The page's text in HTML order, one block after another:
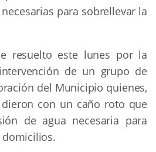
para sobrellevar la
resuelto este lunes por la
de un grupo de
del Municipio quienes,
con un caño roto que
de agua necesaria para